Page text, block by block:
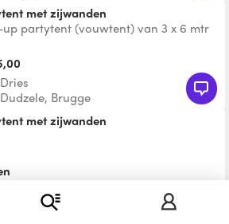
met zijwanden
up partytent (vouwtent) van 3 x 6 mtr
c
Dries
Dudzele, Brugge
met zijwanden
Pallieter
Zedelgem